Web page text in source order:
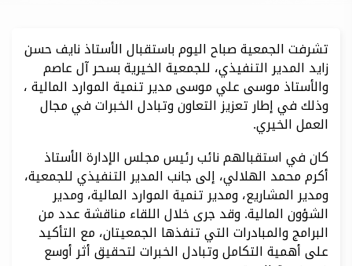
تشرفت الجمعية صباح اليوم باستقبال الأستاذ نايف حسن
زايد المدير التنفيذي، للجمعية الخيرية بسحر آل عاصم
والأستاذ موسى علي موسى مدير تنمية الموارد المالية ،
وذلك في إطار تعزيز التعاون وتبادل الخبرات في مجال
العمل الخيري.
كان في استقبالهم نائب رئيس مجلس الإدارة الأستاذ
أكرم محمد الهلالي، إلى جانب المدير التنفيذي للجمعية،
ومدير المشاريع، ومدير تنمية الموارد المالية، ومدير
الشؤون المالية. وقد جرى خلال اللقاء مناقشة عدد من
البرامج والمبادرات التي تنفذها الجمعيتان، مع التأكيد
على أهمية التكامل وتبادل الخبرات لتحقيق أثر أوسع